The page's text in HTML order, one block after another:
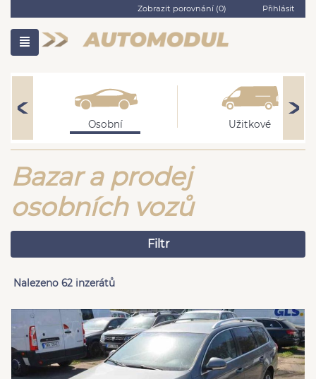
Zobrazit porovnání (0) Přihlásit
Osobní Užitkové
Bazar a prodej
osobních vozů
Filtr
Nalezeno 62 inzerátů